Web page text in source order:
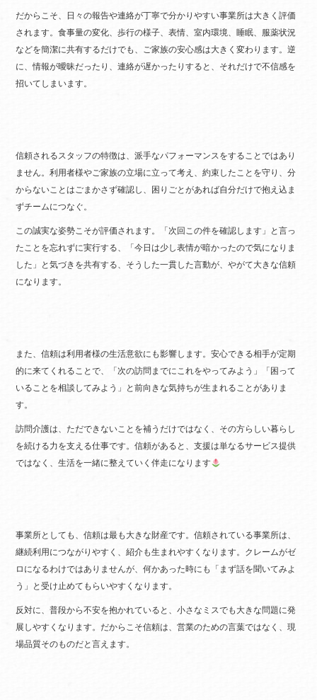
だからこそ、日々の報告や連絡が丁寧で分かりやすい事業所は大きく評価
されます。食事量の変化、歩行の様子、表情、室内環境、睡眠、服薬状況
などを簡潔に共有するだけでも、ご家族の安心感は大きく変わります。逆
に、情報が曖昧だったり、連絡が遅かったりすると、それだけで不信感を
招いてしまいます。
信頼されるスタッフの特徴は、派手なパフォーマンスをすることではあり
ません。利用者様やご家族の立場に立って考え、約束したことを守り、分
からないことはごまかさず確認し、困りごとがあれば自分だけで抱え込ま
ずチームにつなぐ。
この誠実な姿勢こそが評価されます。「次回この件を確認します」と言っ
たことを忘れずに実行する、「今日は少し表情が暗かったので気になりま
した」と気づきを共有する、そうした一貫した言動が、やがて大きな信頼
になります。
また、信頼は利用者様の生活意欲にも影響します。安心できる相手が定期
的に来てくれることで、「次の訪問までにこれをやってみよう」「困って
いることを相談してみよう」と前向きな気持ちが生まれることがありま
す。
訪問介護は、ただできないことを補うだけではなく、その方らしい暮らし
を続ける力を支える仕事です。信頼があると、支援は単なるサービス提供
ではなく、生活を一緒に整えていく伴走になります
事業所としても、信頼は最も大きな財産です。信頼されている事業所は、
継続利用につながりやすく、紹介も生まれやすくなります。クレームがゼ
ロになるわけではありませんが、何かあった時にも「まず話を聞いてみよ
う」と受け止めてもらいやすくなります。
反対に、普段から不安を抱かれていると、小さなミスでも大きな問題に発
展しやすくなります。だからこそ信頼は、営業のための言葉ではなく、現
場品質そのものだと言えます。